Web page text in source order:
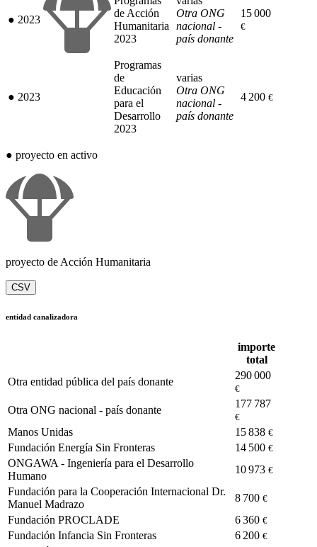
● 2023
de Acción
Humanitaria
2023
Otra ONG
nacional -
país donante
15 000
€
● 2023
Programas
de
Educación
para el
Desarrollo
2023
varias
Otra ONG
nacional -
país donante
4 200 €
● proyecto en activo
proyecto de Acción Humanitaria
CSV
entidad canalizadora
importe
total
Otra entidad pública del país donante
290 000
€
Otra ONG nacional - país donante
177 787
€
Manos Unidas 15 838 €
Fundación Energía Sin Fronteras 14 500 €
ONGAWA - Ingeniería para el Desarrollo
Humano
10 973 €
Fundación para la Cooperación Internacional Dr.
Manuel Madrazo
8 700 €
Fundación PROCLADE 6 360 €
Fundación Infancia Sin Fronteras 6 200 €